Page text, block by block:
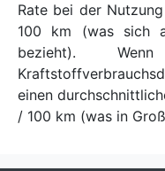
Rate bei der
100 km (was sich
bezieht).
einen
/ 100 km (was in